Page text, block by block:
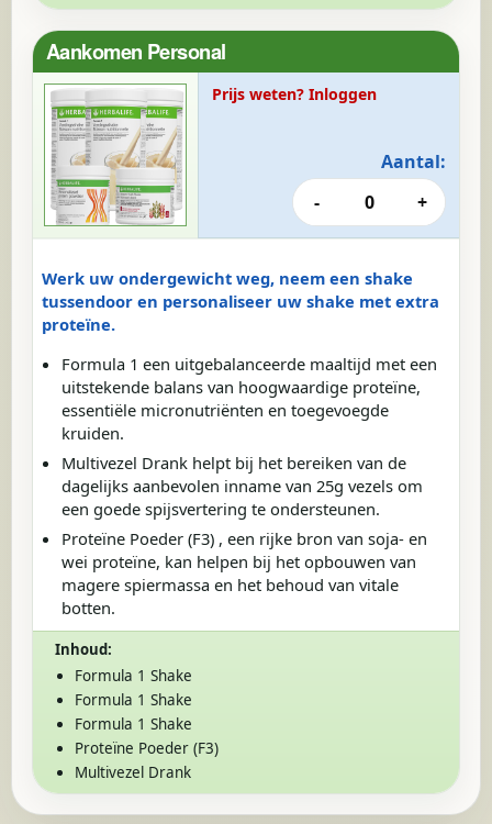
Aankomen Personal
Werk uw ondergewicht weg, neem een shake
tussendoor en personaliseer uw shake met extra
proteïne.
Formula 1 een uitgebalanceerde maaltijd met een
uitstekende balans van hoogwaardige proteïne,
essentiële micronutriënten en toegevoegde
kruiden.
Multivezel Drank helpt bij het bereiken van de
dagelijks aanbevolen inname van 25g vezels om
een goede spijsvertering te ondersteunen.
Proteïne Poeder (F3) , een rijke bron van soja- en
wei proteïne, kan helpen bij het opbouwen van
magere spiermassa en het behoud van vitale
botten.
Inhoud:
Formula 1 Shake
Formula 1 Shake
Formula 1 Shake
Proteïne Poeder (F3)
Multivezel Drank
Prijs weten? Inloggen
Aantal:
-
0 +